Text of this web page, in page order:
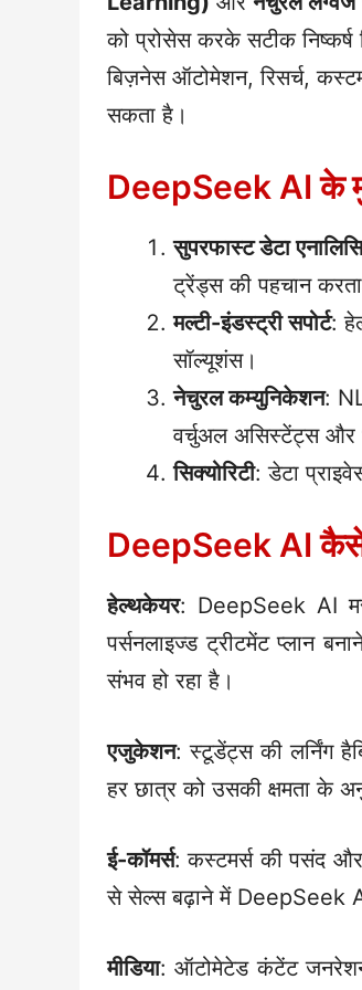
को प्रोसेस करके सटीक निष्कर्ष
बिज़नेस ऑटोमेशन, रिसर्च,
सकता है।
DeepSeek AI के
सुपरफास्ट डेटा
ट्रेंड्स की पहचान
मल्टी-इंडस्ट्री सपोर्ट:
सॉल्यूशंस।
नेचुरल कम्युनिकेशन:
वर्चुअल असिस्टेंट्स और
सिक्योरिटी: डेटा
DeepSeek AI कैसे
हेल्थकेयर: DeepSeek AI
पर्सनलाइज्ड ट्रीटमेंट प्लान
संभव हो रहा है।
एजुकेशन: स्टूडेंट्स की लर्निंग
हर छात्र को उसकी क्षमता के
ई-कॉमर्स: कस्टमर्स की पसंद और
से सेल्स बढ़ाने में DeepSeek
मीडिया: ऑटोमेटेड कंटेंट जनरेशन